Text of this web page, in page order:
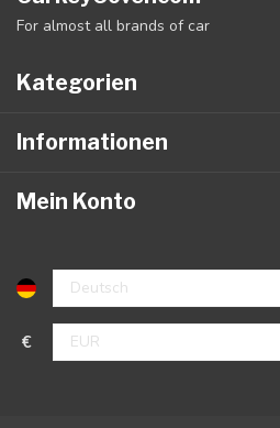
For almost all brands of car
Kategorien
Informationen
Mein Konto
€